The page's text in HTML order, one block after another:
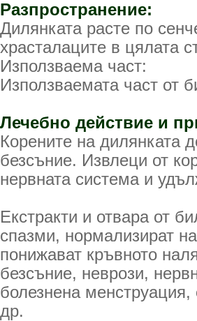
Разпространение:
Дилянката расте по
храсталаците в цялата
Използваема част:
Използваемата част от
Лечебно действие и
Корените на дилянката
безсъние. Извлеци от
нервната система и
Екстракти и отвара от
спазми, нормализират
понижават кръвното
безсъние, неврози,
болезнена
др.